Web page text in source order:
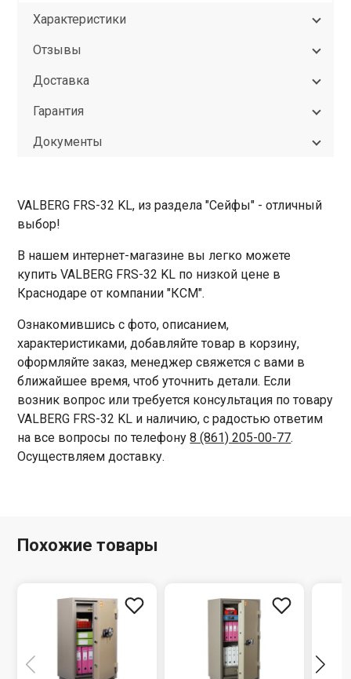
Характеристики
Отзывы
Доставка
Гарантия
Документы
VALBERG FRS-32 KL, из раздела "Сейфы" - отличный
выбор!
В нашем интернет-магазине вы легко можете
купить VALBERG FRS-32 KL по низкой цене в
Краснодаре от компании "КСМ".
Ознакомившись с фото, описанием,
характеристиками, добавляйте товар в корзину,
оформляйте заказ, менеджер свяжется с вами в
ближайшее время, чтоб уточнить детали. Если
возник вопрос или требуется консультация по товару
VALBERG FRS-32 KL и наличию, с радостью ответим
на все вопросы по телефону8 (861) 205-00-77.
Осуществляем доставку.
Похожие товары